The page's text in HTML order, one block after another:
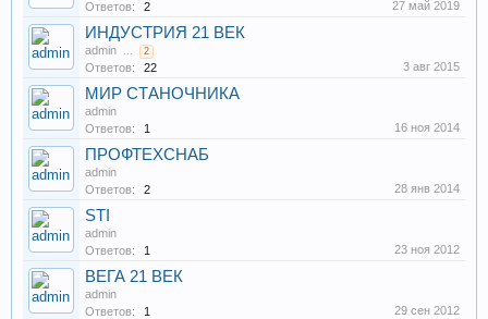
Ответов:
2 27 май 2019
ИНДУСТРИЯ 21 ВЕК
admin ... 2
Ответов: 22 3 авг 2015
МИР СТАНОЧНИКА
admin
Ответов:
1 16 ноя 2014
ПРОФТЕХСНАБ
admin
Ответов:
2 28 янв 2014
STI
admin
Ответов:
1 23 ноя 2012
ВЕГА 21 ВЕК
admin
Ответов:
1 29 сен 2012